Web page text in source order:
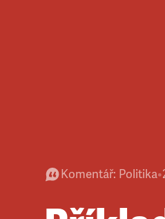
Komentář: Politika•